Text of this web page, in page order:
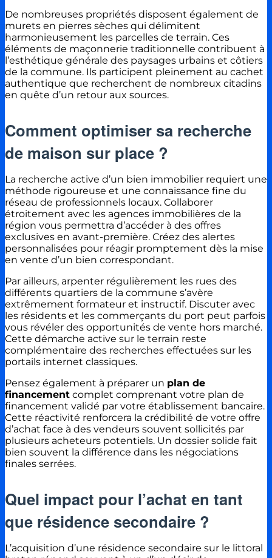
De nombreuses propriétés disposent également de
murets en pierres sèches qui délimitent
harmonieusement les parcelles de terrain. Ces
éléments de maçonnerie traditionnelle contribuent à
l’esthétique générale des paysages urbains et côtiers
de la commune. Ils participent pleinement au cachet
authentique que recherchent de nombreux citadins
en quête d’un retour aux sources.
Comment optimiser sa recherche
de maison sur place ?
La recherche active d’un bien immobilier requiert une
méthode rigoureuse et une connaissance fine du
réseau de professionnels locaux. Collaborer
étroitement avec les agences immobilières de la
région vous permettra d’accéder à des offres
exclusives en avant-première. Créez des alertes
personnalisées pour réagir promptement dès la mise
en vente d’un bien correspondant.
Par ailleurs, arpenter régulièrement les rues des
différents quartiers de la commune s’avère
extrêmement formateur et instructif. Discuter avec
les résidents et les commerçants du port peut parfois
vous révéler des opportunités de vente hors marché.
Cette démarche active sur le terrain reste
complémentaire des recherches effectuées sur les
portails internet classiques.
Pensez également à préparer un plan de
financement complet comprenant votre plan de
financement validé par votre établissement bancaire.
Cette réactivité renforcera la crédibilité de votre offre
d’achat face à des vendeurs souvent sollicités par
plusieurs acheteurs potentiels. Un dossier solide fait
bien souvent la différence dans les négociations
finales serrées.
Quel impact pour l’achat en tant
que résidence secondaire ?
L’acquisition d’une résidence secondaire sur le littoral